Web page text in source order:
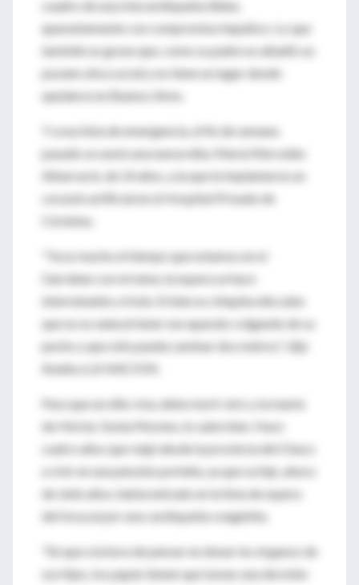
cuadro de una miocardiopatía dilata,
aparentemente con compromiso hepático. Lo que
también es grave que, como su padre es albañil, no
poseen obra social y no tiene un lugar donde
quedarse en Buenos Aires.
Y a esa lista de emergencia, el fin de semana
pasado se sumó una nueva niña, María Mercedes
Albarracín, de 14 años, a la que le implantaron un
corazón artificial en el Hospital Privado de
Córdoba.
"Ya es mucho el tiempo que estamos en el
Garrahan con mi nena, la espera se hace
interminable y triste. Si bien es chiquita ella sabe
que no es natural tener ese aparato colgando de su
pecho y que sólo pueda caminar dos metros", dijo
Analía a LA NACION.
Para que un niño viva, debe morir otro y la mamá
de Héctor, Sonia Moreno, lo sabe bien. Hace
cuatro años que viajó desde la provincia del Chaco
a vivir en una pensión porteña, ya que su hijo, ahora
de siete años, había entrado en la lista de espera
del Incucai por una cardiopatía congénita.
"Sé que a la hora de pensar en donar los órganos de
sus hijos, los papás tienen que tomar una decisión